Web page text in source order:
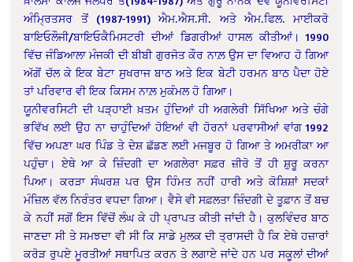
ਅੰਮ੍ਰਿਤਸਰ ਤੋਂ (1987-1991) ਐਮ.ਐਸ.ਸੀ. ਅਤੇ ਐਮ.ਫਿਲ. ਮਾਈਕਰੋ
ਬਾਇਓਲੌਜੀ/ਬਾਇਓਕੈਮਿਸਟਰੀ ਦੀਆਂ ਡਿਗਰੀਆਂ ਹਾਸਲ ਕੀਤੀਆਂ। 1990
ਵਿੱਚ ਜੰਡਿਆਲਾ ਮੰਜਕੀ ਦੀ ਬੀਬੀ ਗੁਰਜੋਤ ਕੌਰ ਨਾਲ਼ ਉਸ ਦਾ ਵਿਆਹ ਹੋ ਗਿਆ
ਅੱਗੋਂ ਚੱਲ ਕੇ ਇਕ ਬੇਟਾ ਸੁਖਰਾਜ ਬਾਠ ਅਤੇ ਇਕ ਬੇਟੀ ਹਰਮਨ ਬਾਠ ਪੈਦਾ ਹੋਏ
ਤਾਂ ਪਰਿਵਾਰ ਵੀ ਇਕ ਕਿਸਮ ਨਾਲ਼ ਮੁਕੰਮਲ ਹੋ ਗਿਆ।
ਯੂਨੀਵਰਸਿਟੀ ਦੀ ਪੜ੍ਹਾਈ ਖ਼ਤਮ ਹੁੰਦਿਆਂ ਹੀ ਅਗਲੇਰੀ ਸਿੱਖਿਆ ਅਤੇ ਚੰਗੇ
ਭਵਿੱਖ ਲਈ ਉਹ ਨਾ ਚਾਹੁੰਦਿਆਂ ਹੋਇਆਂ ਵੀ ਹੋਰਨਾਂ ਪਰਵਾਸੀਆਂ ਵਾਂਗ 1992
ਵਿੱਚ ਅਪਣਾ ਘਰ ਪਿੰਡ ਤੇ ਦੇਸ਼ ਛੱਡਣ ਲਈ ਮਜਬੂਰ ਹੋ ਗਿਆ ਤੇ ਅਮਰੀਕਾ ਆ
ਪਹੁੰਚਾ। ਏਥੇ ਆ ਕੇ ਜ਼ਿੰਦਗੀ ਦਾ ਅਗਲੇਰਾ ਸਫ਼ਰ ਜ਼ੀਰੋ ਤੋਂ ਹੀ ਸ਼ੁਰੂ ਕਰਨਾ
ਪਿਆ। ਕਰੜਾ ਸੰਘਰਸ਼ ਪਰ ਉਸ ਹਿੰਮਤ ਨਹੀਂ ਹਾਰੀ ਅਤੇ ਕੋਸ਼ਿਸ਼ਾਂ ਸਦਕਾਂ
ਮੰਜ਼ਿਲ ਵੱਲ ਨਿਰੰਤਰ ਵਧਦਾ ਗਿਆ। ਵੈਸੇ ਵੀ ਸਫ਼ਲਤਾ ਜ਼ਿੰਦਗੀ ਦੇ ਤੂਫ਼ਾਨ ਤੋਂ ਬਚ
ਕੇ ਨਹੀਂ ਸਗੋਂ ਇਸ ਵਿੱਚੋਂ ਲੰਘ ਕੇ ਹੀ ਪ੍ਰਾਪਤ ਕੀਤੀ ਜਾਂਦੀ ਹੈ। ਕੁਲਵਿੰਦਰ ਬਾਠ
ਜਾਣਦਾ ਸੀ ਤੇ ਸਮਝਦਾ ਵੀ ਸੀ ਕਿ ਸਾਡੇ ਮੁਲਕ ਦੀ ਤ੍ਰਾਸਦੀ ਹੈ ਕਿ ਏਥੇ ਹਜ਼ਾਰਾਂ
ਕਰੋੜ ਰੁਪਏ ਮੂਰਤੀਆਂ ਸਥਾਪਿਤ ਕਰਨ ਤੇ ਲਗਾਏ ਜਾਂਦੇ ਹਨ ਪਰ ਸਕੂਲਾਂ ਦੀਆਂ